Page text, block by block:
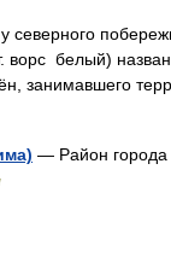
северного
ворс белый)
занимавшего
— Район города